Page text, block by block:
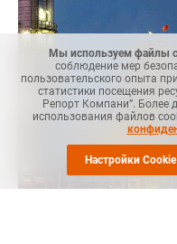
Мы используем файлы
соблюдение мер
пользовательского опыта
статистики посещения
Репорт Компани”.
использования файлов
Настройки Cookie